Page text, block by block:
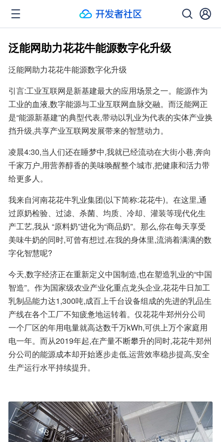
泛能网助力花花牛能源数字化升级
泛能网助力花花牛能源数字化升级
引言:工业互联网是新基建最大的应用场景之一。能源作为
工业的血液,数字能源与工业互联网血脉交融。而泛能网正
是“能源新基建”的典型代表,带动以乳业为代表的实体产业换
挡升级,共享产业互联网发展带来的智慧动力。
凌晨4:30,当人们还在睡梦中,我就已经流动在大街小巷,奔向
千家万户,用营养醇香的美味唤醒整个城市,把健康和活力带
给更多人。
我来自河南花花牛乳业集团(以下简称:花花牛)。在这里,通
过原奶检验、过滤、杀菌、均质、冷却、灌装等现代化生
产工艺,我从 “原料奶”进化为“商品奶”。那么,你在每天享受
美味牛奶的同时,可曾有想过,在我的身体里,流淌着满满的数
字化智慧呢?
今天,数字经济正在重新定义中国制造,也在塑造乳业的“中国
智造”。作为国家级农业产业化重点龙头企业,花花牛日加工
乳制品能力达1,300吨,成百上千台设备组成的先进的乳品生
产线在各个工厂不知疲惫地运转着。仅花花牛郑州分公司
一个厂区的年用电量就高达数千万kWh,可供上万个家庭用
电一年。而从2019年起,在产量不断攀升的同时,花花牛郑州
分公司的能源成本却开始逐步走低,运营效率稳步提高,安全
生产运行水平持续提升。